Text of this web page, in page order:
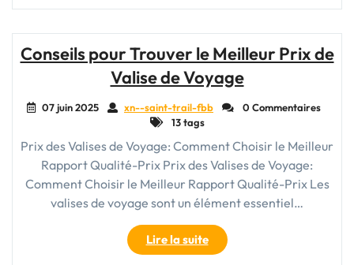
pour
Bagages
et
de
Idéaux"
Conseils pour Trouver le Meilleur Prix de
Valise de Voyage
07 juin 2025 xn--saint-trail-fbb
0 Commentaires
13 tags
Prix des Valises de Voyage: Comment Choisir le Meilleur
Rapport Qualité-Prix Prix des Valises de Voyage:
Comment Choisir le Meilleur Rapport Qualité-Prix Les
valises de voyage sont un élément essentiel…
Lire la suite"Conseils
pour